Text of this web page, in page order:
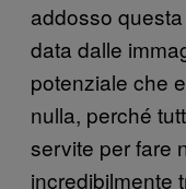
addosso
data dalle
potenziale che
nulla, perché
servite per fare
incredibilmente